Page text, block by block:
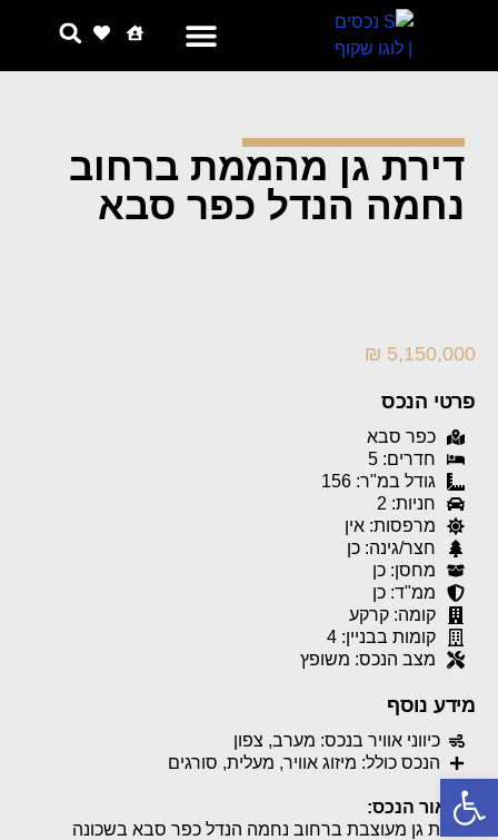
פתח סרגל נגישות
דירת גן מהממת ברחוב
נחמה הנדל כפר סבא
5,150,000 ₪
פרטי הנכס
כפר סבא
חדרים: 5
גודל במ"ר: 156
חניות: 2
מרפסות: אין
חצר/גינה: כן
מחסן: כן
ממ"ד: כן
קומה: קרקע
קומות בבניין: 4
מצב הנכס: משופץ
מידע נוסף
כיווני אוויר בנכס: מערב, צפון
הנכס כולל: מיזוג אוויר, מעלית, סורגים
תיאור הנכס:
דירת גן מעוצבת ברחוב נחמה הנדל כפר סבא בשכונה